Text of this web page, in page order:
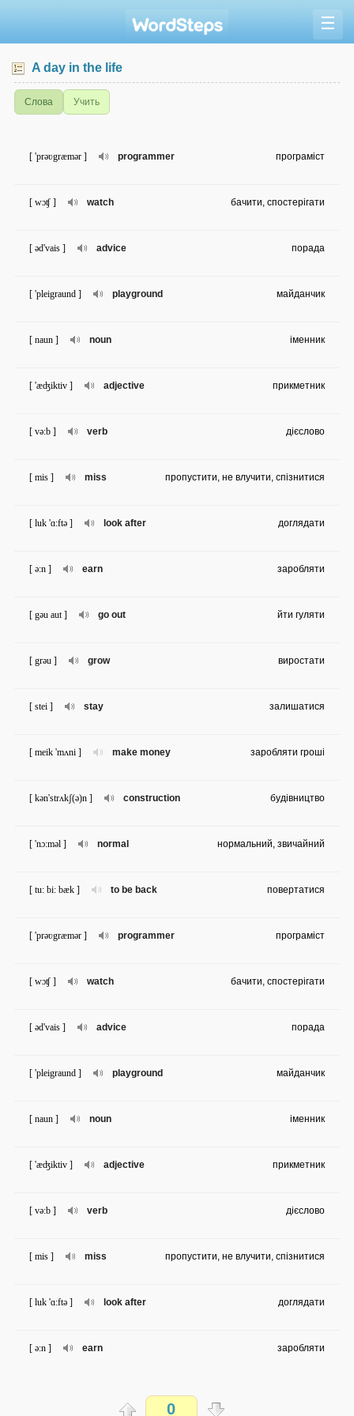
☰
A day in the life
Слова Учить
programmer
[ 'prəʋgræmər ] програміст
watch
[ wɔʧ ] бачити, спостерігати
advice
[ əd'vais ] порада
playground
[ 'pleigraund ] майданчик
noun
[ naun ] іменник
adjective
[ 'æʤiktiv ] прикметник
verb
[ və:b ] дієслово
miss
[ mis ] пропустити, не влучити, спізнитися
look after
[ luk 'ɑ:ftə ] доглядати
earn
[ ə:n ] заробляти
go out
[ gəu aut ] йти гуляти
grow
[ grəu ] виростати
stay
[ stei ] залишатися
make money
[ meik 'mʌni ] заробляти гроші
construction
[ kən'strʌkʃ(ə)n ] будівництво
normal
[ 'nɔ:məl ] нормальний, звичайний
to be back
[ tu: bi: bæk ] повертатися
programmer
[ 'prəʋgræmər ] програміст
watch
[ wɔʧ ] бачити, спостерігати
advice
[ əd'vais ] порада
playground
[ 'pleigraund ] майданчик
noun
[ naun ] іменник
adjective
[ 'æʤiktiv ] прикметник
verb
[ və:b ] дієслово
miss
[ mis ] пропустити, не влучити, спізнитися
look after
[ luk 'ɑ:ftə ] доглядати
earn
[ ə:n ] заробляти
0